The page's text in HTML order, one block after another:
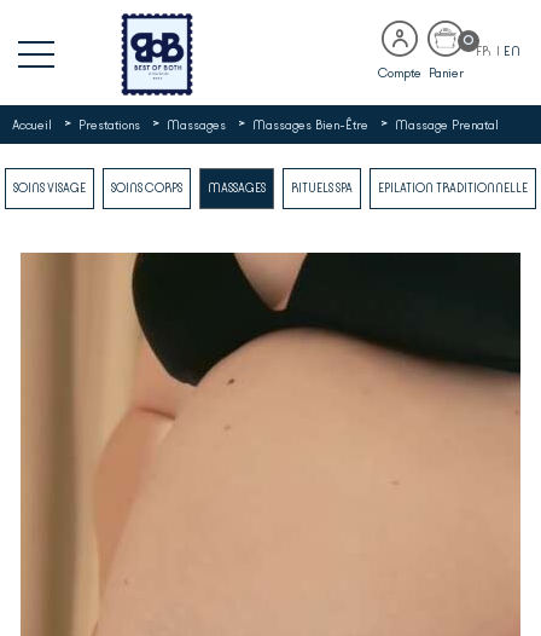
Compte
0
Panier
FR | EN
Accueil > Prestations > Massages > Massages Bien-Être > Massage Prenatal
SOINS VISAGE SOINS CORPS MASSAGES RITUELS SPA EPILATION TRADITIONNELLE